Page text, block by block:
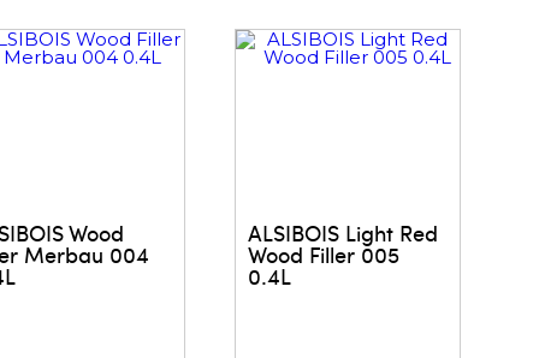
Wood
Merbau 004
ALSIBOIS Light Red
Wood Filler 005
0.4L